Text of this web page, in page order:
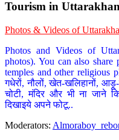
Tourism in
Photos & Videos of
Photos and Videos of
photos). You can also
temples and other religious
गधेरों, नौलों, खेत-खलिहानों,
चोटी, मंदिर और भी ना जाने
दिखाइये अपने फोटू..
Moderators: